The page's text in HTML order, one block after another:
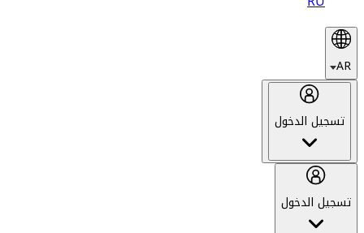
AR
تسجيل الدخول
تسجيل الدخول